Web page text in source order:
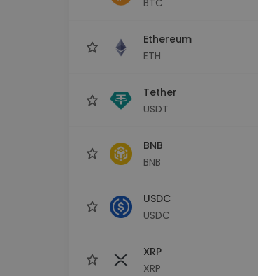
Ethereum
ETH
Tether
USDT
BNB
BNB
USDC
USDC
XRP
XRP